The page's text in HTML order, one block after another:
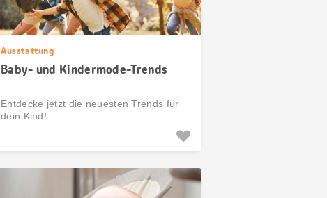
Ausstattung
Baby- und Kindermode-Trends
Entdecke jetzt die neuesten Trends für
dein Kind!